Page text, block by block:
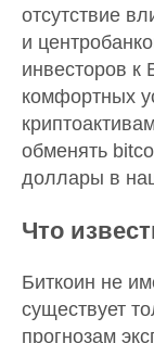
отсутствие
и
инвесторов к
комфортных
обменять
доллары в
Что
Биткоин не
существует
прогнозам